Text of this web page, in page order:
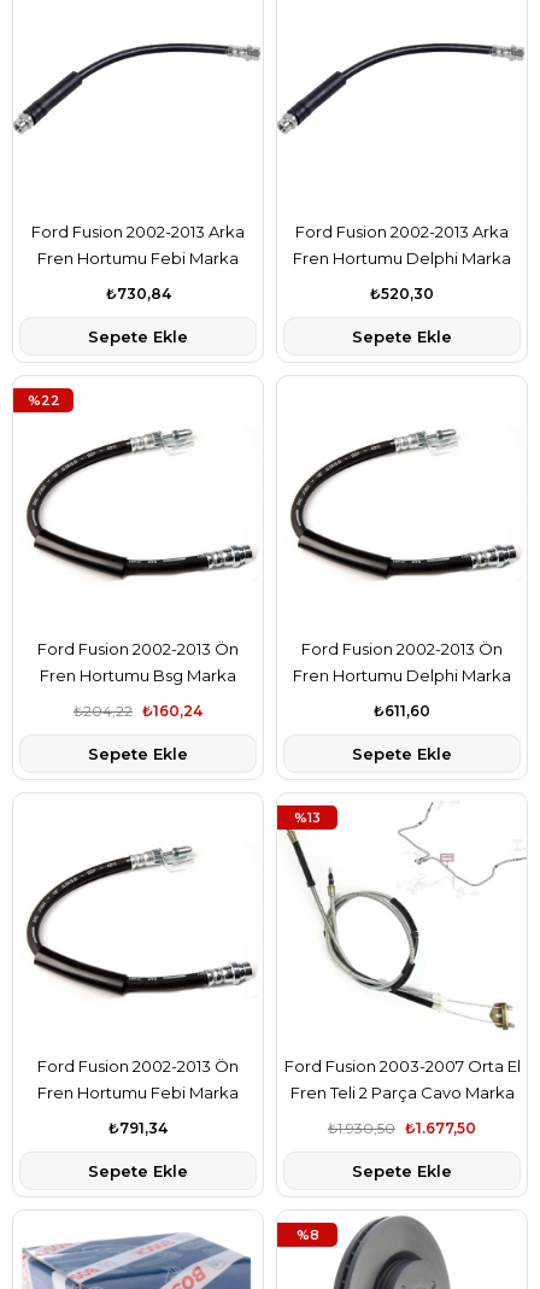
Ford Fusion 2002-2013 Arka
Fren Hortumu Febi Marka
2S612282AF
₺730,84
Sepete Ekle
Ford Fusion 2002-2013 Arka
Fren Hortumu Delphi Marka
2S612282AF
₺520,30
Sepete Ekle
Ford Fusion 2002-2013 Ön
Fren Hortumu Bsg Marka
2N112078AC
₺160,24
₺204,22
Sepete Ekle
%22
Ford Fusion 2002-2013 Ön
Fren Hortumu Delphi Marka
2N112078AC
₺611,60
Sepete Ekle
Ford Fusion 2002-2013 Ön
Fren Hortumu Febi Marka
2N112078AC
₺791,34
Sepete Ekle
Ford Fusion 2003-2007 Orta El
Fren Teli 2 Parça Cavo Marka
6N112A603AB
₺1.677,50
₺1.930,50
Sepete Ekle
%13
%8